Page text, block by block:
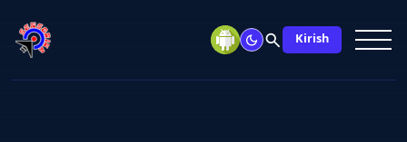
search Kirish